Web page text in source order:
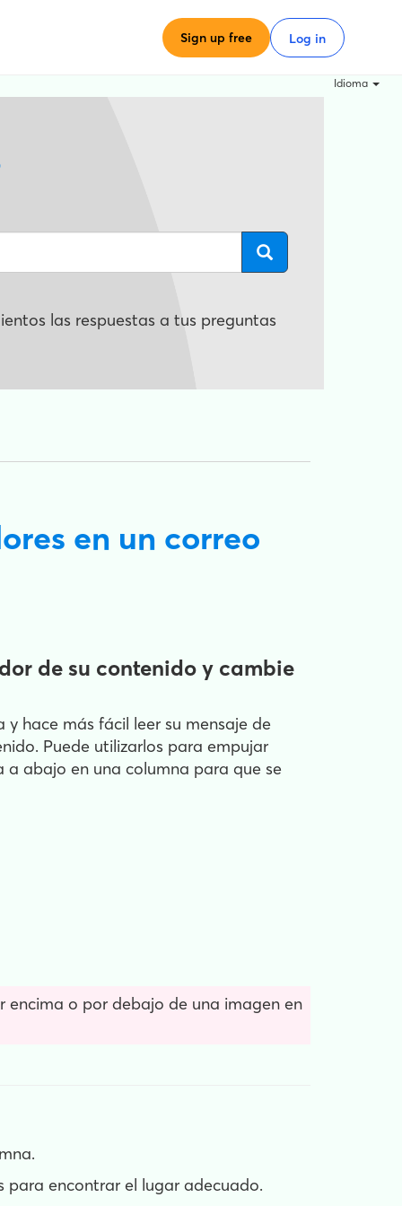
Sign up free Log in
Idioma
las respuestas a tus preguntas
en un correo
de su contenido y cambie
hace más fácil leer su mensaje de
Puede utilizarlos para empujar
abajo en una columna para que se
encima o por debajo de una imagen en
para encontrar el lugar adecuado.